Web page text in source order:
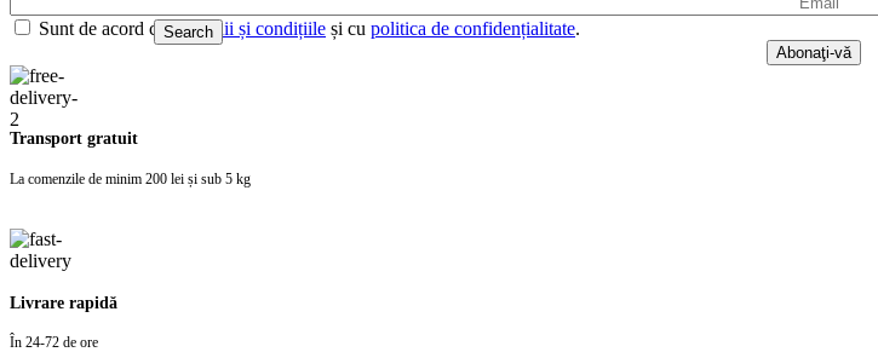
Search
Sunt de acord cutermenii și condițiile și cu politica de confidențialitate.
Transport gratuit
La comenzile de minim 200 lei și sub 5 kg
Livrare rapidă
În 24-72 de ore